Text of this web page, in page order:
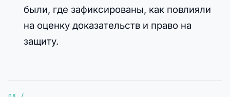
были, где зафиксированы, как повлияли
на оценку доказательств и право на
защиту.